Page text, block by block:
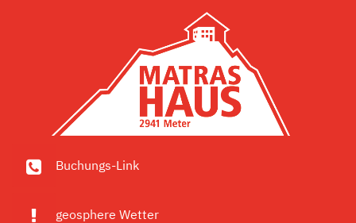
Buchungs-Link
geosphere Wetter